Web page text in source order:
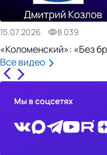
15.07.2026 8 039
«Коломенский»: «Без
Все видео
Мы в соцсетях